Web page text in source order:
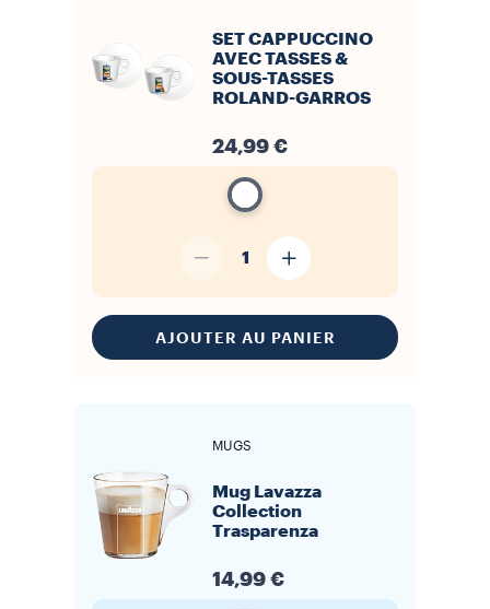
SET CAPPUCCINO
AVEC TASSES &
SOUS-TASSES
ROLAND-GARROS
24,99 €
1
AJOUTER AU PANIER
MUGS
Mug Lavazza
Collection
Trasparenza
14,99 €